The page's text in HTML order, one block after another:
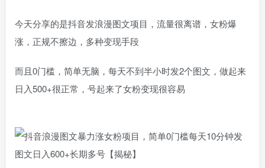
今天分享的是抖音发浪漫图文项目，流量很离谱，女粉爆
涨，正规不擦边，多种变现手段
而且0门槛，简单无脑，每天不到半小时发2个图文，做起来
日入500+很正常，号起来了女粉变现很容易